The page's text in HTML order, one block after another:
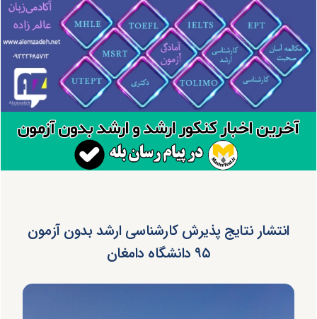
انتشار نتایج پذیرش کارشناسی ارشد بدون آزمون
۹۵ دانشگاه دامغان